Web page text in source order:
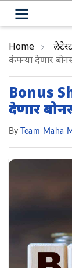
Home
कंपन्या देणार
Bonus
देणार
By Team Maha